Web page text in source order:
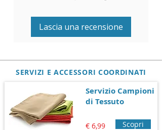
MODALITA' DI LAVAGGIO:
Lavabile in lavatrice a 30° - E'
possibile usare l'asciugatrice.
stirare il tessuto al rovescio per
riattivare il trattamento
impermeabile.
CONSIGLI DI MANUTENZIONE
Non lavare con detersivi
ADATTABILE: segue il
movimento della poltrona
Lascia una recensione
SERVIZI E ACCESSORI COORDINATI
Servizio Campioni
di Tessuto
€ 6,99 Scopri